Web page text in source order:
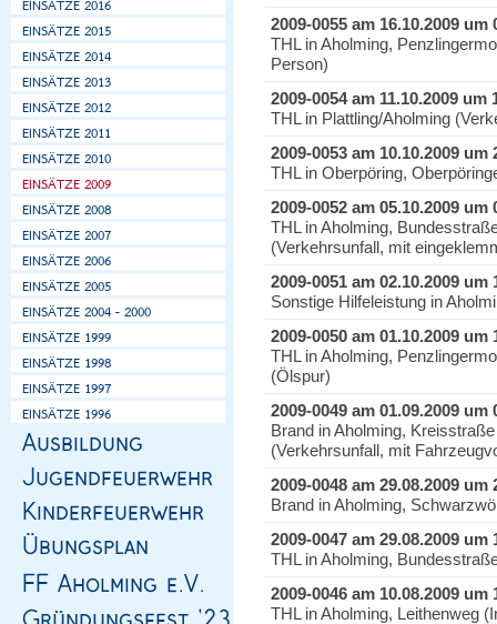
2009-0055 am 16.10.2009 um
THL in Aholming,
Person)
2009-0054 am 11.10.2009 um
THL in Plattling/Aholming
2009-0053 am 10.10.2009 um
THL in Oberpöring,
2009-0052 am 05.10.2009 um
THL in Aholming,
(Verkehrsunfall, mit
2009-0051 am 02.10.2009 um
Sonstige Hilfeleistung in
2009-0050 am 01.10.2009 um
THL in Aholming,
(Ölspur)
2009-0049 am 01.09.2009 um
Brand in Aholming,
(Verkehrsunfall, mit
2009-0048 am 29.08.2009 um
Brand in Aholming,
2009-0047 am 29.08.2009 um
THL in Aholming,
2009-0046 am 10.08.2009 um
THL in Aholming, Leithenweg